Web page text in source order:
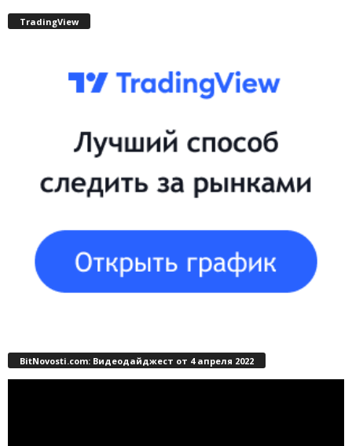
TradingView
BitNovosti.com: Видеодайджест от 4 апреля 2022